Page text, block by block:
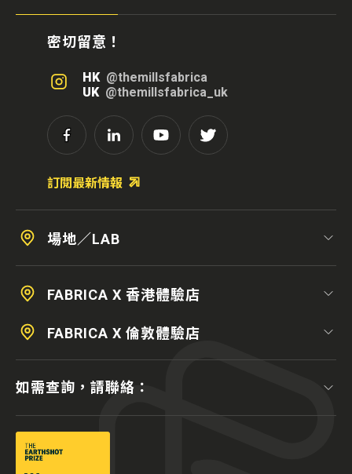
密切留意！
HK @themillsfabrica
UK @themillsfabrica_uk
訂閱最新情報
場地／LAB
FABRICA X 香港體驗店
FABRICA X 倫敦體驗店
如需查詢，請聯絡：